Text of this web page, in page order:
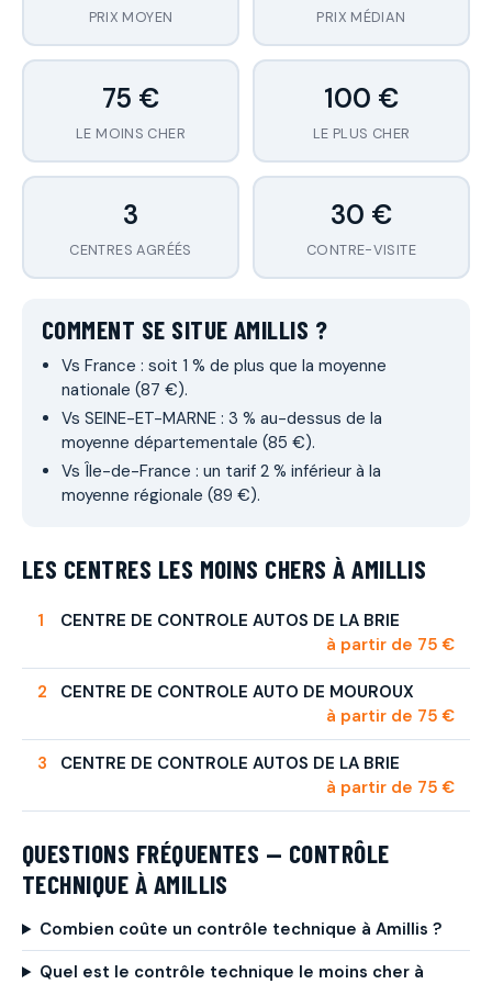
PRIX MOYEN PRIX MÉDIAN
75 €
LE MOINS CHER
100 €
LE PLUS CHER
3
CENTRES AGRÉÉS
30 €
CONTRE-VISITE
COMMENT SE SITUE AMILLIS ?
Vs France : soit 1 % de plus que la moyenne
nationale (87 €).
Vs SEINE-ET-MARNE : 3 % au-dessus de la
moyenne départementale (85 €).
Vs Île-de-France : un tarif 2 % inférieur à la
moyenne régionale (89 €).
LES CENTRES LES MOINS CHERS À AMILLIS
CENTRE DE CONTROLE AUTOS DE LA BRIE
à partir de 75 €
CENTRE DE CONTROLE AUTO DE MOUROUX
à partir de 75 €
CENTRE DE CONTROLE AUTOS DE LA BRIE
à partir de 75 €
QUESTIONS FRÉQUENTES — CONTRÔLE
TECHNIQUE À AMILLIS
Combien coûte un contrôle technique à Amillis ?
Quel est le contrôle technique le moins cher à